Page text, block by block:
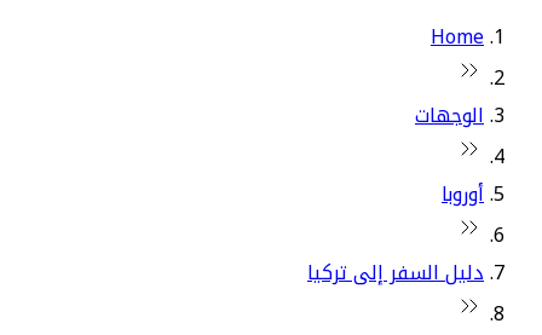
Home
الوجهات
أوروبا
دليل السفر إلى تركيا